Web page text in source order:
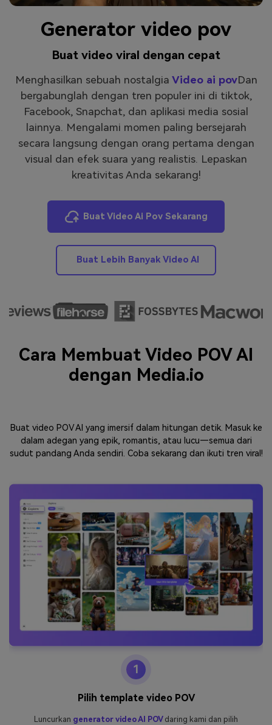
FAQs Hubungi Kami
Postingan Terbaru
Jelajahi Lebih Banyak >>
Berkreasi dengan AI
Generator video pov
Buat video viral dengan cepat
Menghasilkan sebuah nostalgia Video ai povDan
bergabunglah dengan tren populer ini di tiktok,
Facebook, Snapchat, dan aplikasi media sosial
lainnya. Mengalami momen paling bersejarah
secara langsung dengan orang pertama dengan
visual dan efek suara yang realistis. Lepaskan
kreativitas Anda sekarang!
Buat Video Ai Pov Sekarang
Buat Lebih Banyak Video AI
Cara Membuat Video POV AI
dengan Media.io
Buat video POV AI yang imersif dalam hitungan detik. Masuk ke
dalam adegan yang epik, romantis, atau lucu—semua dari
sudut pandang Anda sendiri. Coba sekarang dan ikuti tren viral!
1
Pilih template video POV
Luncurkan generator video AI POV daring kami dan pilih